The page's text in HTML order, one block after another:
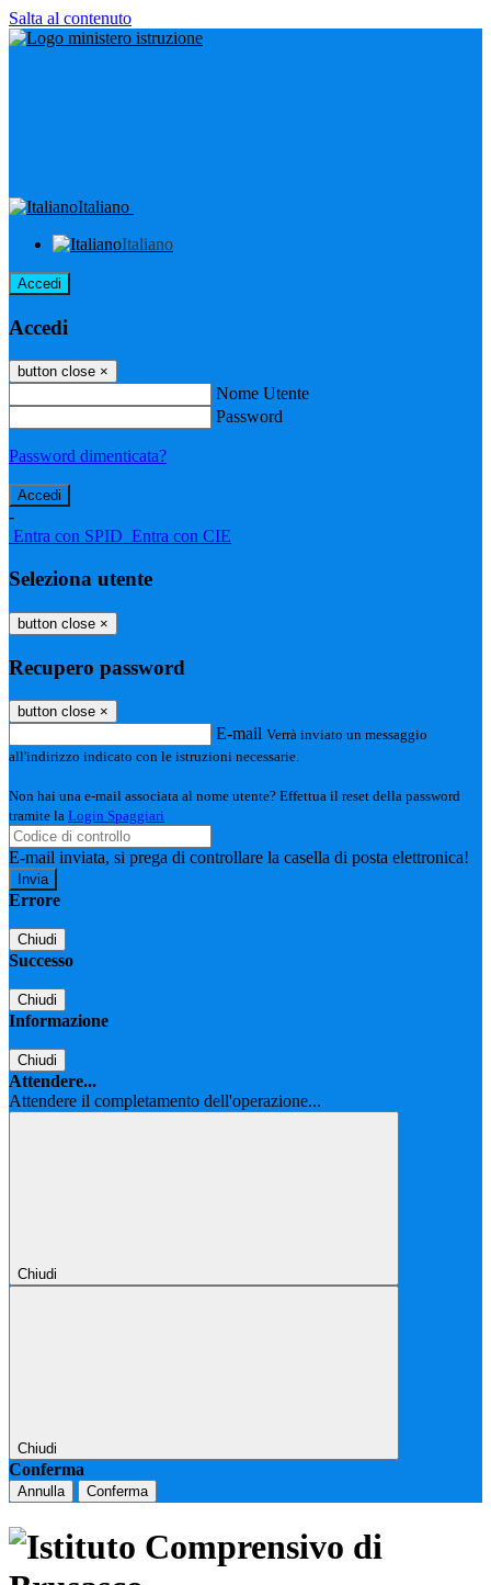
Salta al contenuto
Italiano
Italiano
Accedi
Accedi
button close ×
Nome Utente
Password
Password dimenticata?
-
Entra con SPID Entra con CIE
Seleziona utente
button close ×
Recupero password
button close ×
E-mail Verrà inviato un messaggio
all'indirizzo indicato con le istruzioni necessarie.
Non hai una e-mail associata al nome utente? Effettua il reset della password
tramite la Login Spaggiari
E-mail inviata, si prega di controllare la casella di posta elettronica!
Errore
Chiudi
Successo
Chiudi
Informazione
Chiudi
Attendere...
Attendere il completamento dell'operazione...
Chiudi
Chiudi
Conferma
Annulla Conferma